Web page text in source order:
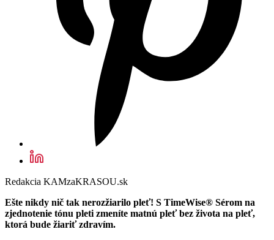
Redakcia KAMzaKRASOU.sk
Ešte nikdy nič tak nerozžiarilo pleť! S TimeWise® Sérom na
zjednotenie tónu pleti zmeníte matnú pleť bez života na pleť,
ktorá bude žiariť zdravím.